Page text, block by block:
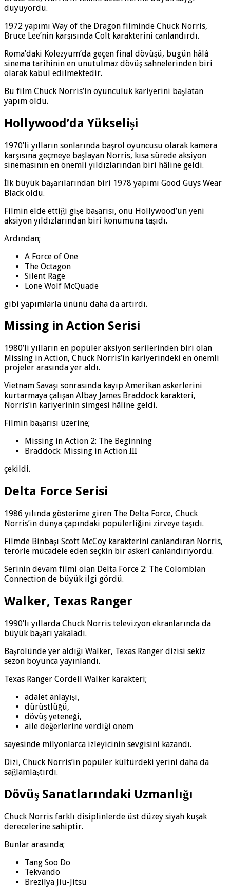
duyuyordu.
1972 yapımı Way of the Dragon filminde Chuck Norris,
Bruce Lee’nin karşısında Colt karakterini canlandırdı.
Roma’daki Kolezyum’da geçen final dövüşü, bugün hâlâ
sinema tarihinin en unutulmaz dövüş sahnelerinden biri
olarak kabul edilmektedir.
Bu film Chuck Norris’in oyunculuk kariyerini başlatan
yapım oldu.
Hollywood’da Yükselişi
1970’li yılların sonlarında başrol oyuncusu olarak kamera
karşısına geçmeye başlayan Norris, kısa sürede aksiyon
sinemasının en önemli yıldızlarından biri hâline geldi.
İlk büyük başarılarından biri 1978 yapımı Good Guys Wear
Black oldu.
Filmin elde ettiği gişe başarısı, onu Hollywood’un yeni
aksiyon yıldızlarından biri konumuna taşıdı.
Ardından;
A Force of One
The Octagon
Silent Rage
Lone Wolf McQuade
gibi yapımlarla ününü daha da artırdı.
Missing in Action Serisi
1980’li yılların en popüler aksiyon serilerinden biri olan
Missing in Action, Chuck Norris’in kariyerindeki en önemli
projeler arasında yer aldı.
Vietnam Savaşı sonrasında kayıp Amerikan askerlerini
kurtarmaya çalışan Albay James Braddock karakteri,
Norris’in kariyerinin simgesi hâline geldi.
Filmin başarısı üzerine;
Missing in Action 2: The Beginning
Braddock: Missing in Action III
çekildi.
Delta Force Serisi
1986 yılında gösterime giren The Delta Force, Chuck
Norris’in dünya çapındaki popülerliğini zirveye taşıdı.
Filmde Binbaşı Scott McCoy karakterini canlandıran Norris,
terörle mücadele eden seçkin bir askeri canlandırıyordu.
Serinin devam filmi olan Delta Force 2: The Colombian
Connection de büyük ilgi gördü.
Walker, Texas Ranger
1990’lı yıllarda Chuck Norris televizyon ekranlarında da
büyük başarı yakaladı.
Başrolünde yer aldığı Walker, Texas Ranger dizisi sekiz
sezon boyunca yayınlandı.
Texas Ranger Cordell Walker karakteri;
adalet anlayışı,
dürüstlüğü,
dövüş yeteneği,
aile değerlerine verdiği önem
sayesinde milyonlarca izleyicinin sevgisini kazandı.
Dizi, Chuck Norris’in popüler kültürdeki yerini daha da
sağlamlaştırdı.
Dövüş Sanatlarındaki Uzmanlığı
Chuck Norris farklı disiplinlerde üst düzey siyah kuşak
derecelerine sahiptir.
Bunlar arasında;
Tang Soo Do
Tekvando
Brezilya Jiu-Jitsu